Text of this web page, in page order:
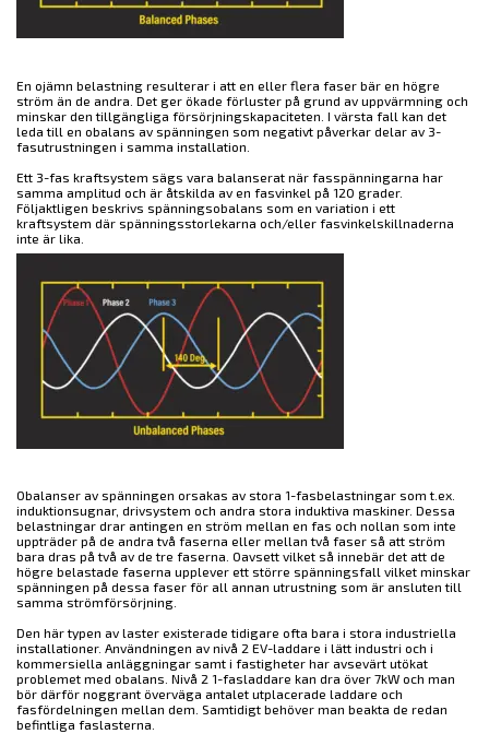
En ojämn belastning resulterar i att en eller flera faser bär en högre
ström än de andra. Det ger ökade förluster på grund av uppvärmning och
minskar den tillgängliga försörjningskapaciteten. I värsta fall kan det
leda till en obalans av spänningen som negativt påverkar delar av 3-
fasutrustningen i samma installation.
Ett 3-fas kraftsystem sägs vara balanserat när fasspänningarna har
samma amplitud och är åtskilda av en fasvinkel på 120 grader.
Följaktligen beskrivs spänningsobalans som en variation i ett
kraftsystem där spänningsstorlekarna och/eller fasvinkelskillnaderna
inte är lika.
Obalanser av spänningen orsakas av stora 1-fasbelastningar som t.ex.
induktionsugnar, drivsystem och andra stora induktiva maskiner. Dessa
belastningar drar antingen en ström mellan en fas och nollan som inte
uppträder på de andra två faserna eller mellan två faser så att ström
bara dras på två av de tre faserna. Oavsett vilket så innebär det att de
högre belastade faserna upplever ett större spänningsfall vilket minskar
spänningen på dessa faser för all annan utrustning som är ansluten till
samma strömförsörjning.
Den här typen av laster existerade tidigare ofta bara i stora industriella
installationer. Användningen av nivå 2 EV-laddare i lätt industri och i
kommersiella anläggningar samt i fastigheter har avsevärt utökat
problemet med obalans. Nivå 2 1-fasladdare kan dra över 7kW och man
bör därför noggrant överväga antalet utplacerade laddare och
fasfördelningen mellan dem. Samtidigt behöver man beakta de redan
befintliga faslasterna.